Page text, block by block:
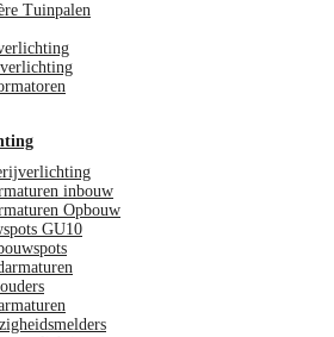
Tuinpalen
inbouw
Opbouw
GU10